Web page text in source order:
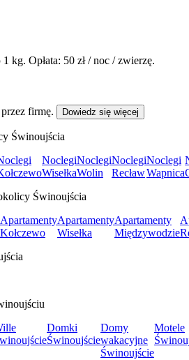
kg. Opłata: 50 zł / noc / zwierzę.
firmę.
Dowiedz się więcej
Świnoujścia
Noclegi
Wisełka
Noclegi
Wolin
Noclegi
Recław
Noclegi
Wapnica
Świnoujścia
Apartamenty
Kołczewo
Apartamenty
Wisełka
Apartamenty
Międzywodzie
Domki
Świnoujście
Domy
wakacyjne
Świnoujście
Motele